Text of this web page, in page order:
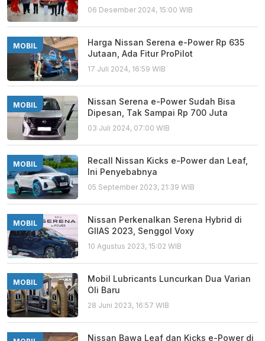
06 Desember 2024, 15:00 WIB
MOBIL
Harga Nissan Serena e-Power Rp 635
Jutaan, Ada Fitur ProPilot
17 Juli 2024, 16:59 WIB
MOBIL
Nissan Serena e-Power Sudah Bisa
Dipesan, Tak Sampai Rp 700 Juta
03 Juli 2024, 07:00 WIB
MOBIL
Recall Nissan Kicks e-Power dan Leaf,
Ini Penyebabnya
05 September 2023, 21:39 WIB
MOBIL
Nissan Perkenalkan Serena Hybrid di
GIIAS 2023, Senggol Voxy
10 Agustus 2023, 15:02 WIB
MOBIL
Mobil Lubricants Luncurkan Dua Varian
Oli Baru
28 Juni 2023, 16:57 WIB
Nissan Bawa Leaf dan Kicks e-Power di